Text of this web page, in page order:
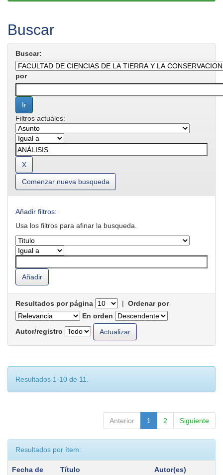
Buscar
Buscar:
por
Filtros actuales:
Comenzar nueva busqueda
Añadir filtros:
Usa los filtros para afinar la busqueda.
Resultados por página | Ordenar por
En orden
Autor/registro
Resultados 1-10 de 11.
Anterior 1 2 Siguiente
Resultados por ítem:
Fecha de
Título Autor(es)